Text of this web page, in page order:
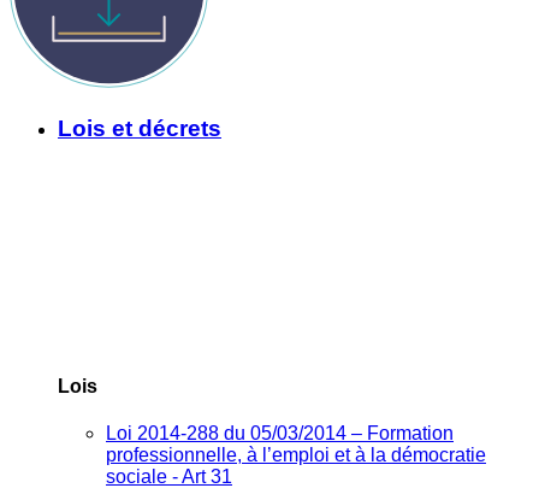
Lois et décrets
Lois
Loi 2014-288 du 05/03/2014 – Formation
professionnelle, à l’emploi et à la démocratie
sociale - Art 31